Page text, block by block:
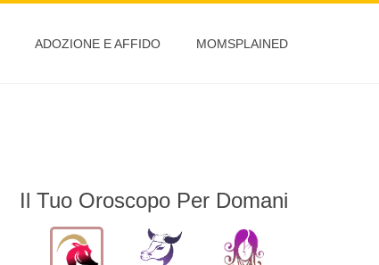
ADOZIONE E AFFIDO MOMSPLAINED
Il Tuo Oroscopo Per Domani